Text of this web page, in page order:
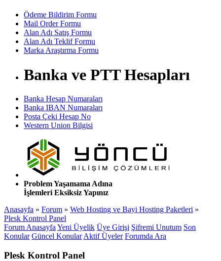
Ödeme Bildirim Formu
Mail Order Formu
Alan Adı Satış Formu
Alan Adı Teklif Formu
Marka Araştırma Formu
Banka ve PTT Hesapları
Banka Hesap Numaraları
Banka IBAN Numaraları
Posta Çeki Hesap No
Western Union Bilgisi
Problem Yaşamama Adına
İşlemleri Eksiksiz Yapınız
Anasayfa » Forum » Web Hosting ve Bayi Hosting Paketleri »
Plesk Kontrol Panel
Forum Anasayfa Yeni Üyelik Üye Girişi Şifremi Unutum Son
Konular Güncel Konular Aktif Üyeler Forumda Ara
Plesk Kontrol Panel